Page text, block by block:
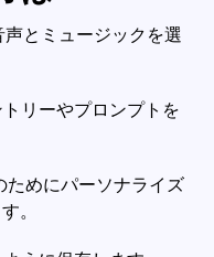
とミュージックを選
リーやプロンプトを
ためにパーソナライズ
。